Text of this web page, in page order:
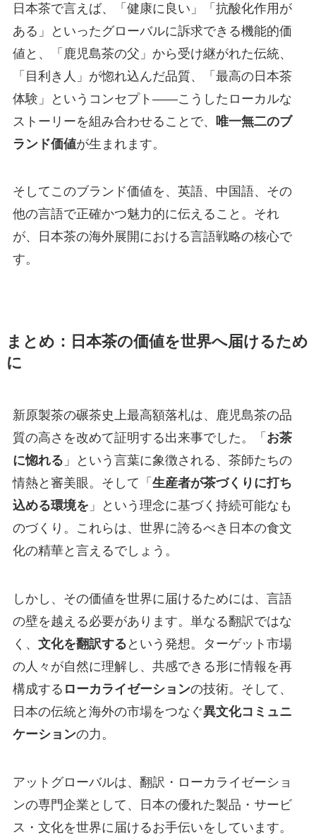
日本茶で言えば、「健康に良い」「抗酸化作用が
ある」といったグローバルに訴求できる機能的価
値と、「鹿児島茶の父」から受け継がれた伝統、
「目利き人」が惚れ込んだ品質、「最高の日本茶
体験」というコンセプト——こうしたローカルな
ストーリーを組み合わせることで、
唯一無二のブ
ランド価値が生まれます。
そしてこのブランド価値を、英語、中国語、その
他の言語で正確かつ魅力的に伝えること。それ
が、日本茶の海外展開における言語戦略の核心で
す。
まとめ：日本茶の価値を世界へ届けるため
に
新原製茶の碾茶史上最高額落札は、鹿児島茶の品
質の高さを改めて証明する出来事でした。「 お茶
に惚れる 」という言葉に象徴される、茶師たちの
情熱と審美眼。そして「 生産者が茶づくりに打ち
込める環境を 」という理念に基づく持続可能なも
のづくり。これらは、世界に誇るべき日本の食文
化の精華と言えるでしょう。
しかし、その価値を世界に届けるためには、言語
の壁を越える必要があります。単なる翻訳ではな
く、 文化を翻訳する という発想。ターゲット市場
の人々が自然に理解し、共感できる形に情報を再
構成する ローカライゼーションの技術。そして、
日本の伝統と海外の市場をつなぐ異文化コミュニ
ケーションの力。
アットグローバルは、翻訳・ローカライゼーショ
ンの専門企業として、日本の優れた製品・サービ
ス・文化を世界に届けるお手伝いをしています。